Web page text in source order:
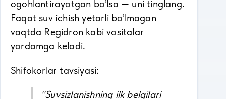
ogohlantirayotgan bo‘lsa — uni tinglang.
Faqat suv ichish yetarli bo‘lmagan
vaqtda Regidron kabi vositalar
yordamga keladi.
Shifokorlar tavsiyasi:
"Suvsizlanishning ilk belgilari